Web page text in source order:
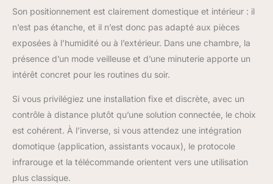
chaud à blanc neutre),
vous pouvez adapter
les conditions
optimale à vos besoins
et les contrôler
plus, la lampe dispose
d'une fonction
veilleuse et d'une
minuterie (le plafonnier
automatiquement
Son positionnement est clairement domestique et intérieur : il
n’est pas étanche, et il n’est donc pas adapté aux pièces
exposées à l’humidité ou à l’extérieur. Dans une chambre, la
présence d’un mode veilleuse et d’une minuterie apporte un
intérêt concret pour les routines du soir.
Si vous privilégiez une installation fixe et discrète, avec un
contrôle à distance plutôt qu’une solution connectée, le choix
est cohérent. À l’inverse, si vous attendez une intégration
domotique (application, assistants vocaux), le protocole
infrarouge et la télécommande orientent vers une utilisation
plus classique.